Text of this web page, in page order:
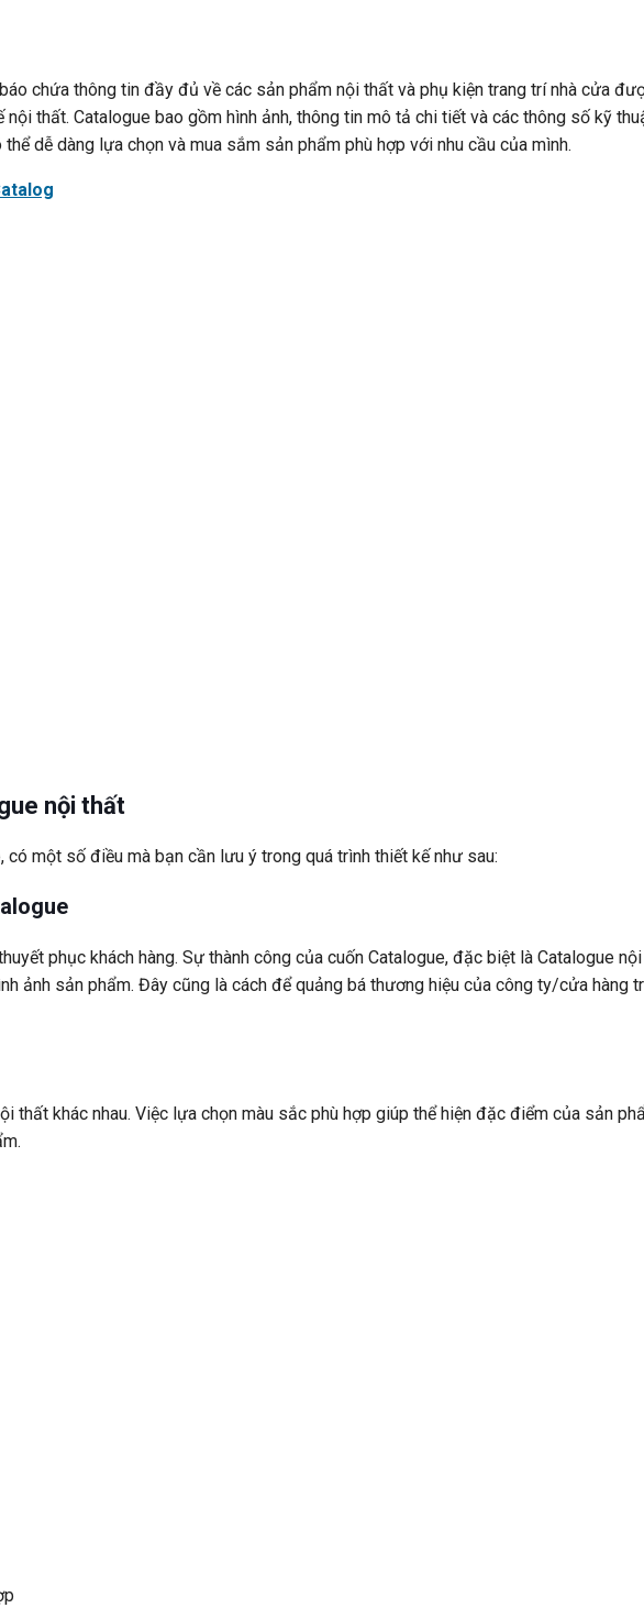
chứa thông tin đầy đủ về các sản phẩm nội thất và phụ kiện trang trí nhà cửa
thất. Catalogue bao gồm hình ảnh, thông tin mô tả chi tiết và các thông số kỹ
dễ dàng lựa chọn và mua sắm sản phẩm phù hợp với nhu cầu của mình.
nội thất
một số điều mà bạn cần lưu ý trong quá trình thiết kế như sau:
phục khách hàng. Sự thành công của cuốn Catalogue, đặc biệt là Catalogue nội
ảnh sản phẩm. Đây cũng là cách để quảng bá thương hiệu của công ty/cửa hàng
thất khác nhau. Việc lựa chọn màu sắc phù hợp giúp thể hiện đặc điểm của sản